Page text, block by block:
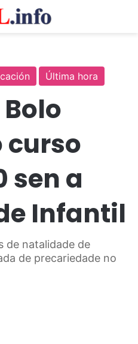
Última hora
Bolo
curso
sen a
Infantil
de natalidade de
de precariedade no